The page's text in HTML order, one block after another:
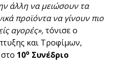
άλλη να μειώσουν τα
προϊόντα να γίνουν πιο
αγορές»,τόνισε ο
και Τροφίμων,
10ο Συνέδριο